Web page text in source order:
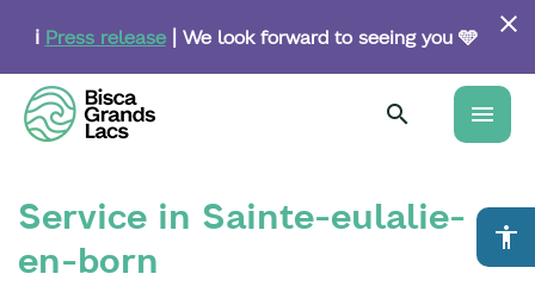
content
ℹ️ Press release| We look forward to seeing you 🩵
menu
accessibility
Service in Sainte-eulalie-
en-born